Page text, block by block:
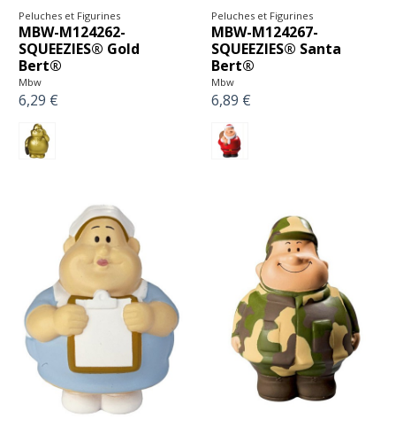
Peluches et Figurines
MBW-M124262-
SQUEEZIES® Gold
Bert®
Mbw
6,29 €
Peluches et Figurines
MBW-M124267-
SQUEEZIES® Santa
Bert®
Mbw
6,89 €